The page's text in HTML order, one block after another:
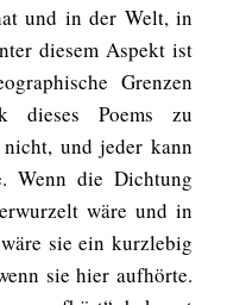
und in der Welt, in
diesem Aspekt ist
Grenzen
dieses Poems zu
und jeder kann
Wenn die Dichtung
wäre und in
sie ein kurzlebig
sie hier aufhörte.